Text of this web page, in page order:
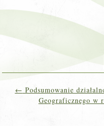
← Podsumowanie
Geograficznego w